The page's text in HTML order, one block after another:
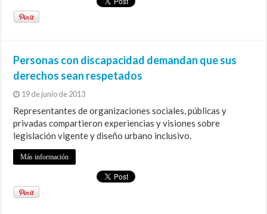
Personas con discapacidad demandan que sus
derechos sean respetados
19 de junio de 2013
Representantes de organizaciones sociales, públicas y
privadas compartieron experiencias y visiones sobre
legislación vigente y diseño urbano inclusivo.
Más información